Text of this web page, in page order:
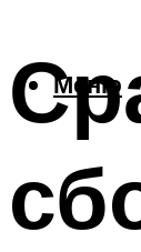
Меню